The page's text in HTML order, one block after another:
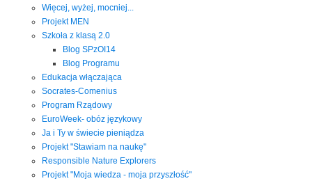
Więcej, wyżej, mocniej...
Projekt MEN
Szkoła z klasą 2.0
Blog SPzOI14
Blog Programu
Edukacja włączająca
Socrates-Comenius
Program Rządowy
EuroWeek- obóz językowy
Ja i Ty w świecie pieniądza
Projekt "Stawiam na naukę"
Responsible Nature Explorers
Projekt "Moja wiedza - moja przyszłość"